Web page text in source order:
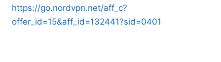
https://go.nordvpn.net/aff_c?
offer_id=15&aff_id=132441?sid=0401